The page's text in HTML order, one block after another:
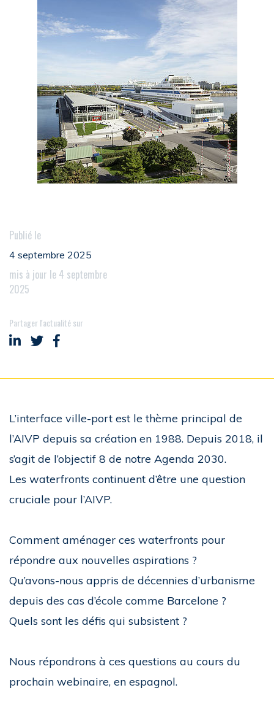
Publié le
4 septembre 2025
mis à jour le 4 septembre
2025
Partager l'actualité sur
Partager sur LinkedIn
Partager sur Twitter
Partager sur Facebook
L’interface ville-port est le thème principal de
l’AIVP depuis sa création en 1988. Depuis 2018, il
s’agit de l’objectif 8 de notre Agenda 2030.
Les waterfronts continuent d’être une question
cruciale pour l’AIVP.
Comment aménager ces waterfronts pour
répondre aux nouvelles aspirations ?
Qu’avons-nous appris de décennies d’urbanisme
depuis des cas d’école comme Barcelone ?
Quels sont les défis qui subsistent ?
Nous répondrons à ces questions au cours du
prochain webinaire, en espagnol.